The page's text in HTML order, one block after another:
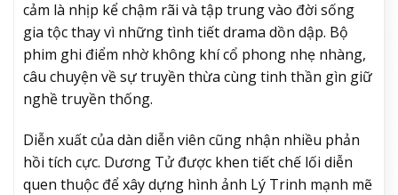
cảm là nhịp kể chậm rãi và tập trung vào đời sống
gia tộc thay vì những tình tiết drama dồn dập. Bộ
phim ghi điểm nhờ không khí cổ phong nhẹ nhàng,
câu chuyện về sự truyền thừa cùng tinh thần gìn giữ
nghề truyền thống.
Diễn xuất của dàn diễn viên cũng nhận nhiều phản
hồi tích cực. Dương Tử được khen tiết chế lối diễn
quen thuộc để xây dựng hình ảnh Lý Trinh mạnh mẽ